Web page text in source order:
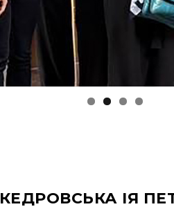
КЕДРОВСЬКА ІЯ